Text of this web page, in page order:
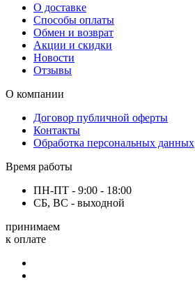
О доставке
Способы оплаты
Обмен и возврат
Акции и скидки
Новости
Отзывы
О компании
Договор публичной оферты
Контакты
Обработка персональных данных
Время работы
ПН-ПТ - 9:00 - 18:00
СБ, ВС - выходной
принимаем
к оплате